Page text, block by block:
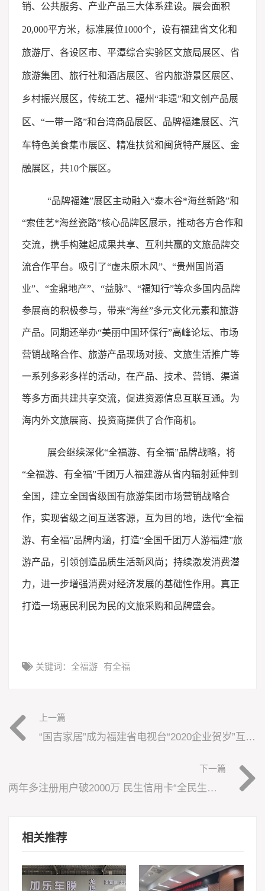
销、公共服务、产业产品三大体系建设。展会面积
20,000平方米，标准展位1000个，设有福建省文化和
旅游厅、各设区市、平潭综合实验区文旅局展区、省
旅游集团、旅行社和酒店展区、省内旅游景区展区、
乡村振兴展区，传统工艺、福州“非遗”和文创产品展
区、“一带一路”和台湾商品展区、品牌福建展区、汽
车特色美食集市展区、精准扶贫和闽货特产展区、金
融展区，共10个展区。
“品牌福建”展区主动融入“泰木谷*海丝新路”和
“索佳艺*海丝瓷路”核心品牌区展示，推动各方合作和
交流，携手构建起成果共享、互利共赢的文旅品牌交
流合作平台。吸引了“虚未原木风”、“贵州国尚酒
业”、“金鼎地产”、“益脉”、“福知行”等众多国内品牌
参展商的积极参与，带来“海丝”多元文化元素和旅游
产品。同期还举办“美丽中国环保行”高峰论坛、市场
营销战略合作、旅游产品现场对接、文旅生活推广等
一系列多彩多样的活动，在产品、技术、营销、渠道
等多方面共建共享交流，促进资源信息互联互通。为
海内外文旅展商、投资商提供了合作商机。
展会继续深化“全福游、有全福”品牌战略，将
“全福游、有全福”千团万人福建游从省内辐射延伸到
全国，建立全国省级国有旅游集团市场营销战略合
作，实现省级之间互送客源，互为目的地，迭代“全福
游、有全福”品牌内涵，打造“全国千团万人游福建”旅
游产品，引领创造品质生活新风尚；持续激发消费潜
力，进一步增强消费对经济发展的基础性作用。真正
打造一场惠民利民为民的文旅采购和品牌盛会。
关键词： 全福游 有全福
上一篇
“国吉家居”成为福建省电视台“2020企业贺岁”互动合作伙伴
下一篇
两年多注册用户破2000万 民生信用卡“全民生活”APP 五路出击
相关推荐